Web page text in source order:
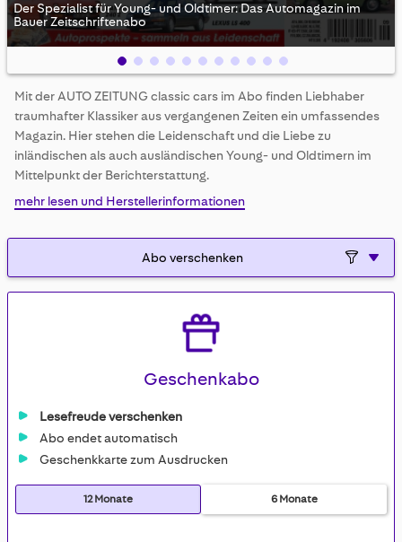
Der Spezialist für Young- und Oldtimer: Das Automagazin im
Bauer Zeitschriftenabo
to
the
beginning
of
the
gallery
Mit der AUTO ZEITUNG classic cars im Abo finden Liebhaber
traumhafter Klassiker aus vergangenen Zeiten ein umfassendes
Magazin. Hier stehen die Leidenschaft und die Liebe zu
inländischen als auch ausländischen Young- und Oldtimern im
Mittelpunkt der Berichterstattung.
mehr lesen und Herstellerinformationen
Geschenkabo
Lesefreude verschenken
Abo endet automatisch
Geschenkkarte zum Ausdrucken
12 Monate 6 Monate